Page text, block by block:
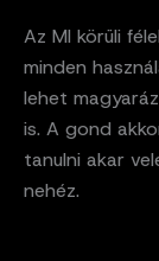
Az MI körüli
minden
lehet
is. A gond
tanulni akar
nehéz.